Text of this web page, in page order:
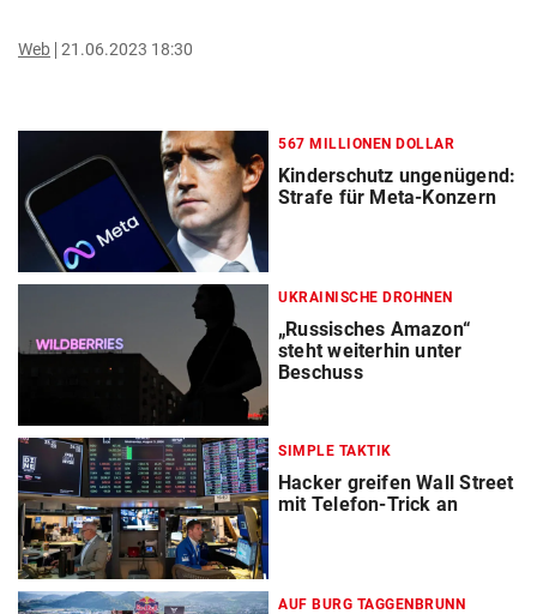
Web 21.06.2023 18:30
567 MILLIONEN DOLLAR
Kinderschutz ungenügend:
Strafe für Meta-Konzern
UKRAINISCHE DROHNEN
„Russisches Amazon“
steht weiterhin unter
Beschuss
SIMPLE TAKTIK
Hacker greifen Wall Street
mit Telefon-Trick an
AUF BURG TAGGENBRUNN